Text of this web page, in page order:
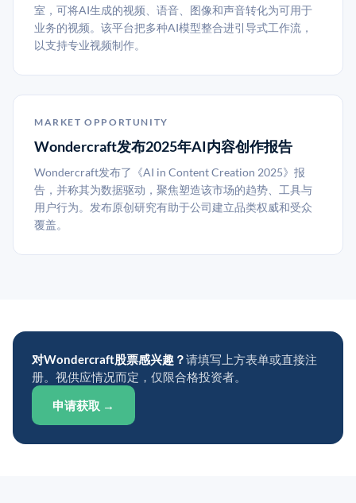
室，可将AI生成的视频、语音、图像和声音转化为可用于
业务的视频。该平台把多种AI模型整合进引导式工作流，
以支持专业视频制作。
MARKET OPPORTUNITY
Wondercraft发布2025年AI内容创作报告
Wondercraft发布了《AI in Content Creation 2025》报
告，并称其为数据驱动，聚焦塑造该市场的趋势、工具与
用户行为。发布原创研究有助于公司建立品类权威和受众
覆盖。
对Wondercraft股票感兴趣？请填写上方表单或直接注
册。视供应情况而定，仅限合格投资者。
申请获取 →